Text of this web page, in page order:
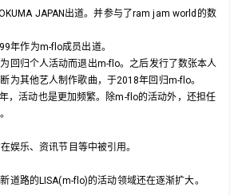
JAPAN出道。并参与了ram jam world的数
年作为m-flo成员出道。
回归个人活动而退出m-flo。之后发行了数张本人
为其他艺人制作歌曲，于2018年回归m-flo。
，活动也是更加频繁。除m-flo的活动外，还担任
娱乐、资讯节目等中被引用。
道路的LISA(m-flo)的活动领域还在逐渐扩大。